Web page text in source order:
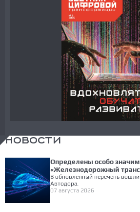
НОВОСТИ
Определены особо
«Железнодорожный
В обновленный перечень
Автодора.
07 августа 2026